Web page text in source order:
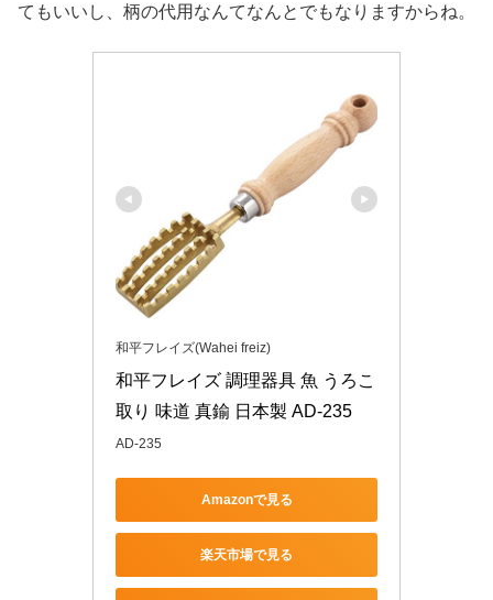
てもいいし、柄の代用なんてなんとでもなりますからね。
和平フレイズ(Wahei freiz)
和平フレイズ 調理器具 魚 うろこ
取り 味道 真鍮 日本製 AD-235
AD-235
Amazonで見る
楽天市場で見る